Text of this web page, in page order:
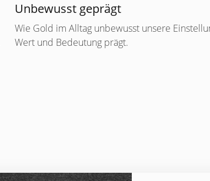
Unbewusst geprägt
Wie Gold im Alltag unbewusst unsere
Wert und Bedeutung prägt.